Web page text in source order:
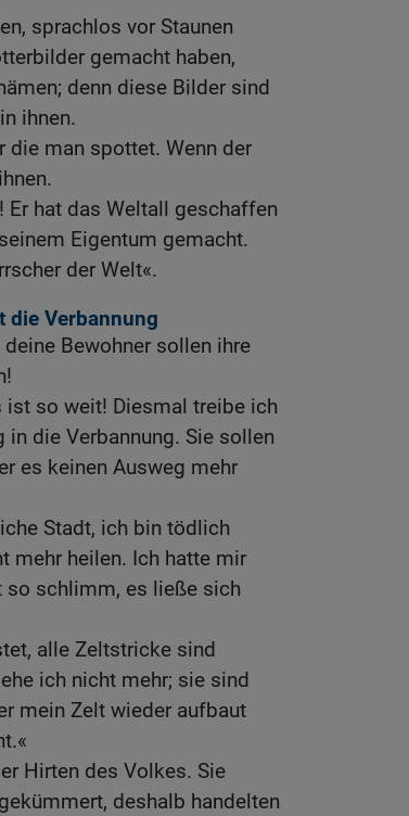
sprachlos vor Staunen
gemacht haben,
denn diese Bilder sind
ihnen.
die man spottet. Wenn der
hat das Weltall geschaffen
Eigentum gemacht.
der Welt«.
die Verbannung
deine Bewohner sollen ihre
ist so weit! Diesmal treibe ich
die Verbannung. Sie sollen
es keinen Ausweg mehr
Stadt, ich bin tödlich
mehr heilen. Ich hatte mir
so schlimm, es ließe sich
alle Zeltstricke sind
ich nicht mehr; sie sind
mein Zelt wieder aufbaut
Hirten des Volkes. Sie
deshalb handelten